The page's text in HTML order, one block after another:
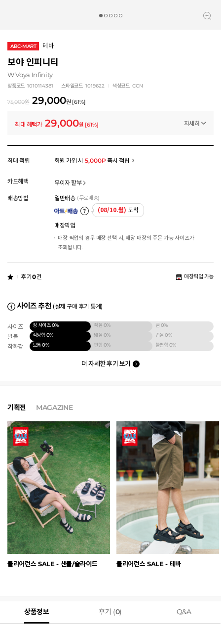
ABC-MART 테바
보야 인피니티
W Voya Infinity
상품코드 1010114381 스타일코드 1019622 색상코드 CCN
75,000원 29,000원 [61%]
최대 혜택가 29,000원 [61%] 자세히
모든 혜택이 적용된 금액으로, 실제 결제 금액과는 차이가 있을 수 있습니다.
최대 적립 회원 가입 시 5,000P즉시 적립
카드혜택 무이자 할부
배송방법 일반배송 (무료배송)
(08/10.월) 도착
매장픽업
매장 픽업의 경우 매장 선택 시, 해당 매장의 주문 가능 사이즈가
조회됩니다.
후기0건 매장픽업 가능
사이즈 추천 (실제 구매 후기 통계)
사이즈 정 사이즈0% 작음0% 큼0%
발볼 적당함0% 넓음0% 좁음0%
착화감 보통0% 편함0% 불편함0%
더 자세한 후기 보기
기획전 MAGAZINE
클리어런스 SALE - 샌들/슬라이드 클리어런스 SALE - 테바
상품정보 후기 (0) Q&A